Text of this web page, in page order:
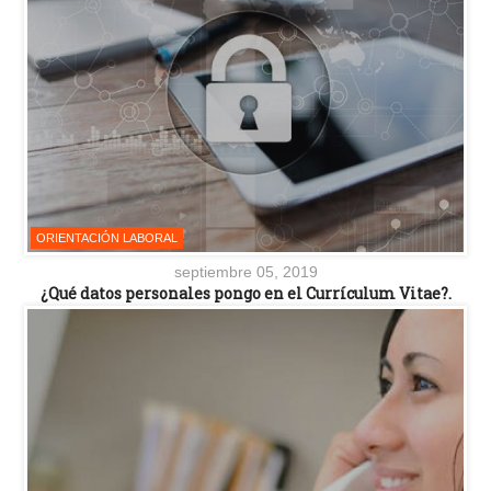
ORIENTACIÓN LABORAL
septiembre 05, 2019
¿Qué datos personales pongo en el Currículum Vitae?.